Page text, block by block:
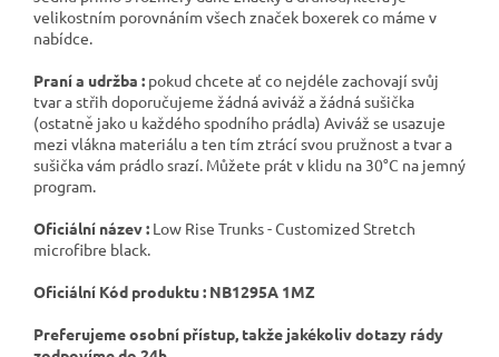
velikostním porovnáním všech značek boxerek co máme v
nabídce.
Praní a udržba : pokud chcete ať co nejdéle zachovají svůj
tvar a střih doporučujeme žádná aviváž a žádná sušička
(ostatně jako u každého spodního prádla) Aviváž se usazuje
mezi vlákna materiálu a ten tím ztrácí svou pružnost a tvar a
sušička vám prádlo srazí. Můžete prát v klidu na 30°C na jemný
program.
Oficiální název : Low Rise Trunks - Customized Stretch
microfibre black.
Oficiální Kód produktu : NB1295A 1MZ
Preferujeme osobní přístup, takže jakékoliv dotazy rády